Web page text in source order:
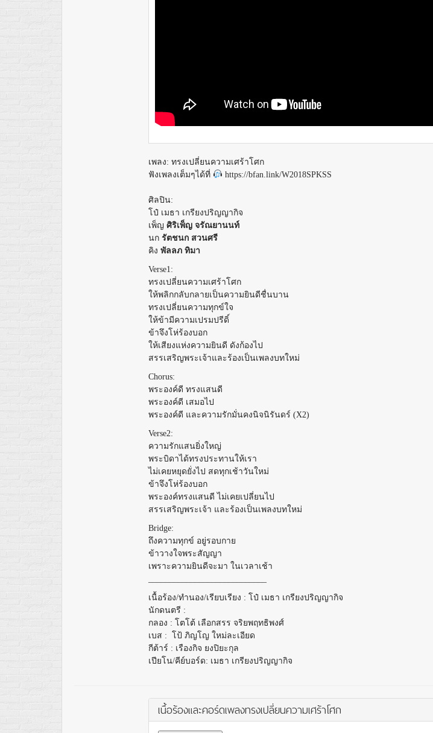
เพลง: ทรงเปลี่ยนความเศร้าโศก
ฟังเพลงเต็มๆได้ที่
https://bfan.link/W2018SPKSS
ศิลปิน:
โป๋ เมธา เกรียงปริญญากิจ
เพ็ญ ศิริเพ็ญ จรัณยานนท์
นก รัตชนก สวนศรี
คิง พัลลภ ทิมา
Verse1:
ทรงเปลี่ยนความเศร้าโศก
ให้พลิกกลับกลายเป็นความยินดีชื่นบาน
ทรงเปลี่ยนความทุกข์ใจ
ให้ข้ามีความเปรมปรีดิ์
ข้าจึงโห่ร้องบอก
ให้เสียงแห่งความยินดี ดังก้องไป
สรรเสริญพระเจ้าและร้องเป็นเพลงบทใหม่
Chorus:
พระองค์ดี ทรงแสนดี
พระองค์ดี เสมอไป
พระองค์ดี และความรักมั่นคงนิจนิรันดร์ (X2)
Verse2:
ความรักแสนยิ่งใหญ่
พระบิดาได้ทรงประทานให้เรา
ไม่เคยหยุดยั่งไป สดทุกเช้าวันใหม่
ข้าจึงโห่ร้องบอก
พระองค์ทรงแสนดี ไม่เคยเปลี่ยนไป
สรรเสริญพระเจ้า และร้องเป็นเพลงบทใหม่
Bridge:
ถึงความทุกข์ อยู่รอบกาย
ข้าวางใจพระสัญญา
เพราะความยินดีจะมา ในเวลาเช้า
เนื้อร้อง/ทำนอง/เรียบเรียง : โป๋ เมธา เกรียงปริญญากิจ
นักดนตรี :
กลอง : โตโต้ เลือกสรร จริยพฤทธิพงศ์
เบส :
โป้ ภิญโญ ใหม่ละเอียด
กีต้าร์ : เรืองกิจ ยงปิยะกุล
เปียโน/คีย์บอร์ด: เมธา เกรียงปริญญากิจ
เนื้อร้องและคอร์ดเพลงทรงเปลี่ยนความเศร้าโศก